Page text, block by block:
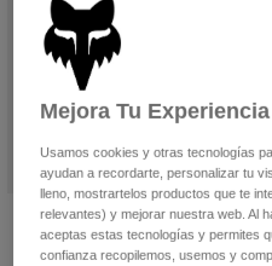
Casco V3 Solid
439,99 €
Mejora Tu Experiencia
Usamos cookies y otras tecnologías
ayudan a recordarte, personalizar tu
lleno, mostrartelos productos que te
relevantes) y mejorar nuestra web. Al
aceptas estas tecnologías y permites
confianza recopilemos, usemos y